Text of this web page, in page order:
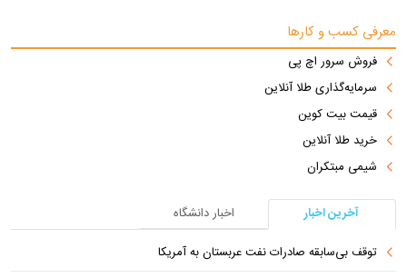
معرفی کسب و کارها
فروش سرور اچ پی
سرمایه‌گذاری طلا آنلاین
قیمت بیت کوین
خرید طلا آنلاین
شیمی مبتکران
آخرین اخبار
اخبار دانشگاه
توقف بی‌سابقه صادرات نفت عربستان به آمریکا